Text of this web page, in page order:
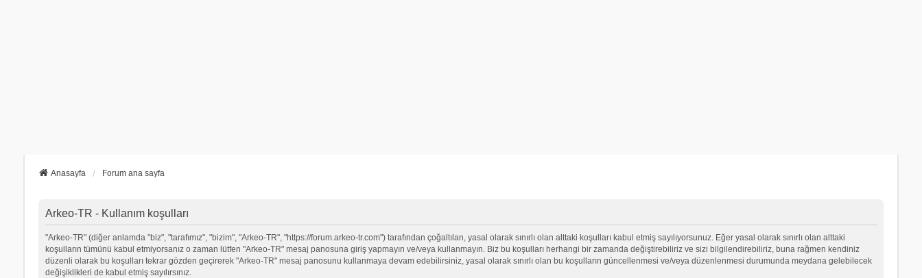
Anasayfa Forum ana sayfa
Arkeo-TR - Kullanım koşulları
"Arkeo-TR" (diğer anlamda "biz", "tarafımız", "bizim", "Arkeo-TR", "https://forum.arkeo-tr.com") tarafından çoğaltılan, yasal olarak sınırlı olan alttaki koşulları kabul etmiş sayılıyorsunuz. Eğer yasal olarak sınırlı olan alttaki
koşulların tümünü kabul etmiyorsanız o zaman lütfen "Arkeo-TR" mesaj panosuna giriş yapmayın ve/veya kullanmayın. Biz bu koşulları herhangi bir zamanda değiştirebiliriz ve sizi bilgilendirebiliriz, buna rağmen kendiniz
düzenli olarak bu koşulları tekrar gözden geçirerek "Arkeo-TR" mesaj panosunu kullanmaya devam edebilirsiniz, yasal olarak sınırlı olan bu koşulların güncellenmesi ve/veya düzenlenmesi durumunda meydana gelebilecek
değişiklikleri de kabul etmiş sayılırsınız.